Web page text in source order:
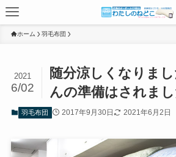
ホーム 羽毛布団
随分涼しくなりま
んの準備はされまし
2021
6/02
羽毛布団 2017年9月30日 2021年6月2日